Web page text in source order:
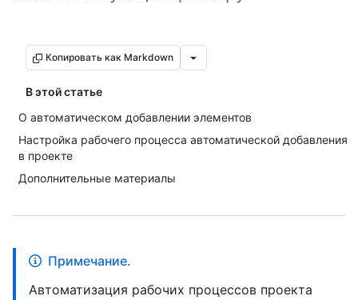
Копировать как Markdown
В этой статье
О автоматическом добавлении элементов
Настройка рабочего процесса автоматической добавления
в проекте
Дополнительные материалы
Примечание.
Автоматизация рабочих процессов проекта